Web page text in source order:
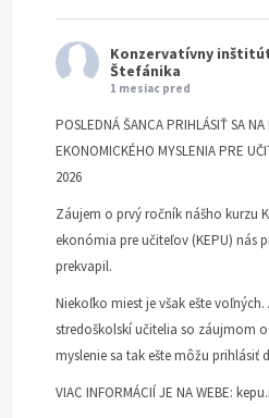
Konzervatívny inštitút
Štefánika
1 mesiac pred
POSLEDNÁ ŠANCA PRIHLÁSIŤ SA NA
EKONOMICKÉHO MYSLENIA PRE
2026
Záujem o prvý ročník nášho kurzu
ekonómia pre učiteľov (KEPU) nás
prekvapil.
Niekoľko miest je však ešte voľných.
stredoškolskí učitelia so záujmom
myslenie sa tak ešte môžu prihlásiť
VIAC INFORMÁCIÍ JE NA WEBE: